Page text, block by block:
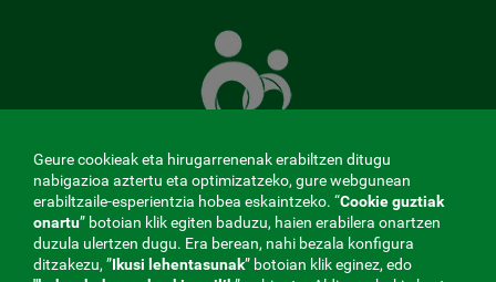
zaituen
Mutua
MENÚ
REDES
Geure cookieak eta hirugarrenenak erabiltzen ditugu
nabigazioa aztertu eta optimizatzeko, gure webgunean
erabiltzaile-esperientzia hobea eskaintzeko. “Cookie guztiak
onartu” botoian klik egiten baduzu, haien erabilera onartzen
duzula ulertzen dugu. Era berean, nahi bezala konfigura
ditzakezu, ”Ikusi lehentasunak” botoian klik eginez, edo